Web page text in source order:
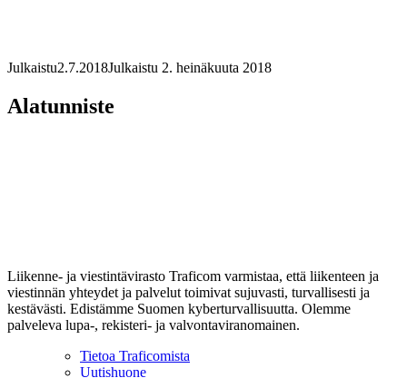
Julkaistu2.7.2018Julkaistu 2. heinäkuuta 2018
Alatunniste
Liikenne- ja viestintävirasto Traficom varmistaa, että liikenteen ja
viestinnän yhteydet ja palvelut toimivat sujuvasti, turvallisesti ja
kestävästi. Edistämme Suomen kyberturvallisuutta. Olemme
palveleva lupa-, rekisteri- ja valvontaviranomainen.
Tietoa Traficomista
Uutishuone